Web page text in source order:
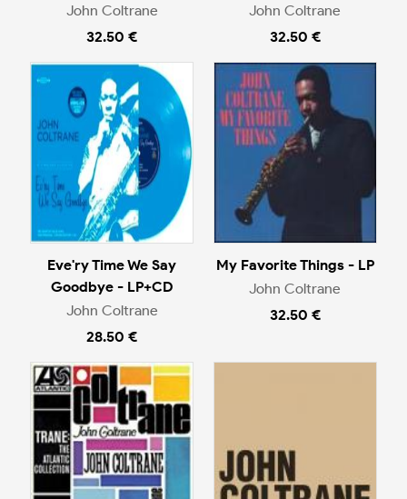
John Coltrane
32.50 €
John Coltrane
32.50 €
Eve'ry Time We Say
Goodbye - LP+CD
John Coltrane
28.50 €
My Favorite Things - LP
John Coltrane
32.50 €